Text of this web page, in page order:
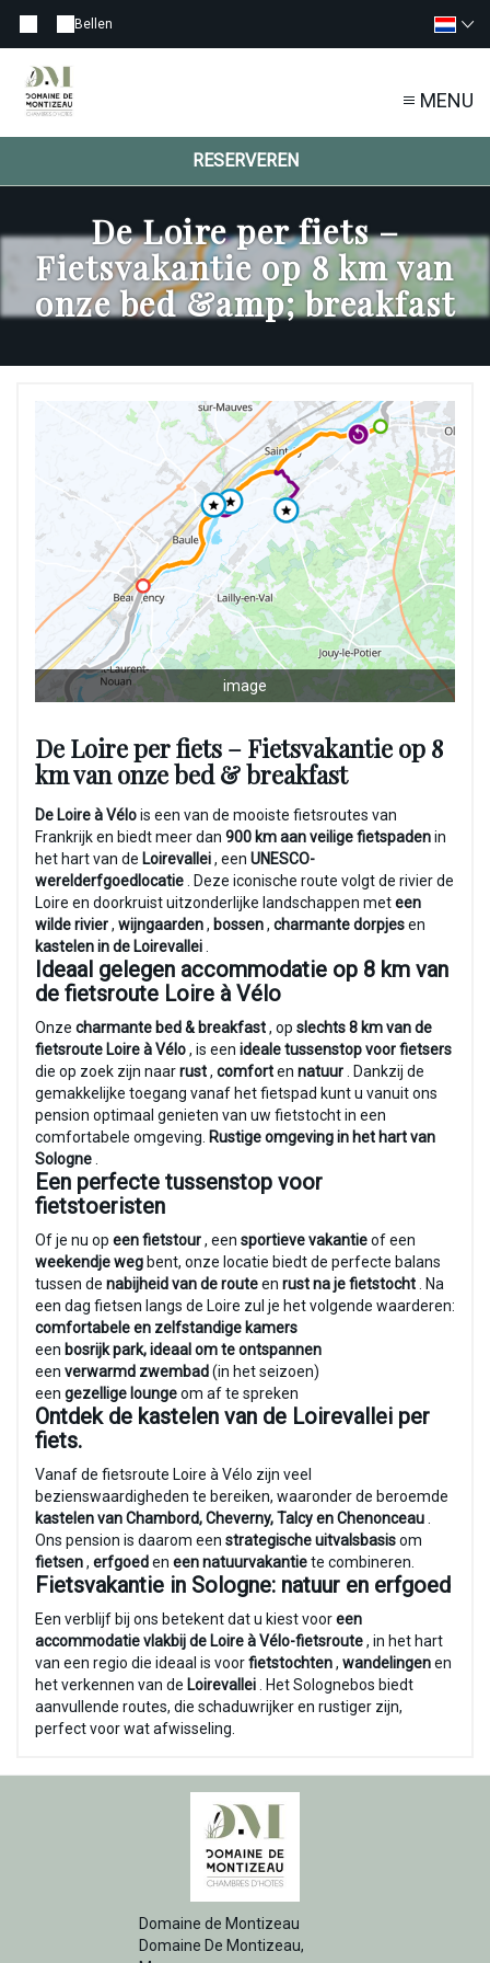
Bellen
MENU
RESERVEREN
De Loire per fiets –
Fietsvakantie op 8 km van
onze bed &amp; breakfast
image
De Loire per fiets – Fietsvakantie op 8
km van onze bed & breakfast
De Loire à Vélois een van de mooiste fietsroutes van
Frankrijk en biedt meer dan 900 km aan veilige fietspadenin
het hart van de Loirevallei, een UNESCO-
werelderfgoedlocatie . Deze iconische route volgt de rivier de
Loire en doorkruist uitzonderlijke landschappen meteen
wilde rivier, wijngaarden, bossen, charmante dorpjesen
kastelen in de Loirevallei
Ideaal gelegen accommodatie op 8 km van
de fietsroute Loire à Vélo
Onze charmante bed & breakfast, op slechts 8 km van de
fietsroute Loire à Vélo, is een ideale tussenstop voor fietsers
die op zoek zijn naarrust, comforten natuur . Dankzij de
gemakkelijke toegang vanaf het fietspad kunt u vanuit ons
pension optimaal genieten van uw fietstocht in een
comfortabele omgeving. Rustige omgeving in het hart van
Sologne
Een perfecte tussenstop voor
fietstoeristen
Of je nu op een fietstour, een sportieve vakantieof een
weekendje wegbent, onze locatie biedt de perfecte balans
tussen de nabijheid van de routeen rust na je fietstocht . Na
een dag fietsen langs de Loire zul je het volgende waarderen:
comfortabele en zelfstandige kamers
een bosrijk park, ideaal om te ontspannen
een verwarmd zwembad(in het seizoen)
een gezellige loungeom af te spreken
Ontdek de kastelen van de Loirevallei per
fiets.
Vanaf de fietsroute Loire à Vélo zijn veel
bezienswaardigheden te bereiken, waaronder de beroemde
kastelen van Chambord, Cheverny, Talcy en Chenonceau
Ons pension is daarom een strategische uitvalsbasisom
fietsen, erfgoeden een natuurvakantiete combineren.
Fietsvakantie in Sologne: natuur en erfgoed
Een verblijf bij ons betekent dat u kiest vooreen
accommodatie vlakbij de Loire à Vélo-fietsroute, in het hart
van een regio die ideaal is voorfietstochten, wandelingenen
het verkennen van de Loirevallei . Het Solognebos biedt
aanvullende routes, die schaduwrijker en rustiger zijn,
perfect voor wat afwisseling.
Domaine de Montizeau
Domaine De Montizeau,